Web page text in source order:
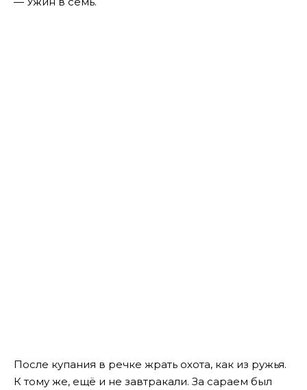
После купания в речке жрать охота, как из ружья.
К тому же, ещё и не завтракали. За сараем был